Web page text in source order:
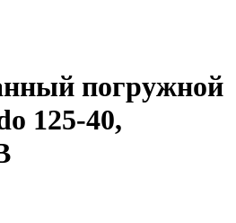
погружной
125-40,